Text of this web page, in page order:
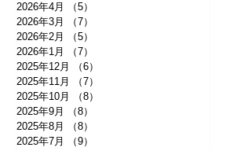
2026年4月
（5）
2026年3月
（7）
2026年2月
（5）
2026年1月
（7）
2025年12月
（6）
2025年11月
（7）
2025年10月
（8）
2025年9月
（8）
2025年8月
（8）
2025年7月
（9）